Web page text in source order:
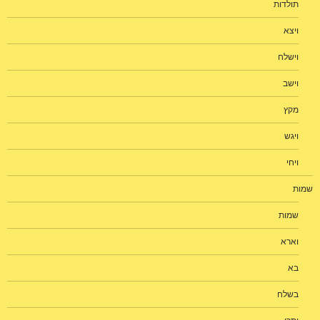
תולדות
ויצא
וישלח
וישב
מקץ
ויגש
ויחי
שמות
שמות
וארא
בא
בשלח